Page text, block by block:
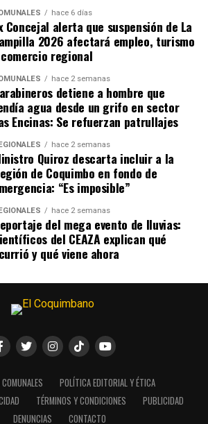
hace 6 días
Concejal alerta que suspensión de La
2026 afectará empleo, turismo
regional
hace 2 semanas
detiene a hombre que
agua desde un grifo en sector
Encinas: Se refuerzan patrullajes
hace 2 semanas
Quiroz descarta incluir a la
de Coquimbo en fondo de
“Es imposible”
hace 2 semanas
del mega evento de lluvias:
del CEAZA explican qué
y qué viene ahora
POLÍTICA EDITORIAL Y ÉTICA
TÉRMINOS Y CONDICIONES
PUBLICIDAD
DENUNCIAS
CONTACTO